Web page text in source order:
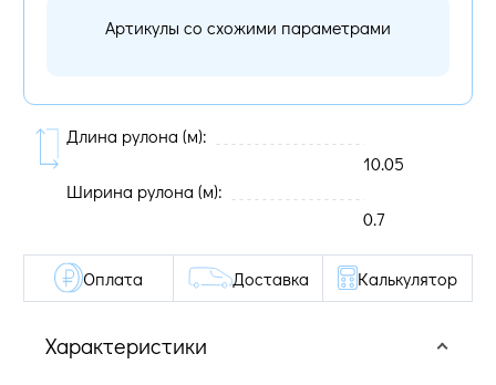
Артикулы со схожими параметрами
Длина рулона (м):
10.05
Ширина рулона (м):
0.7
Характеристики
Оплата Доставка Калькулятор